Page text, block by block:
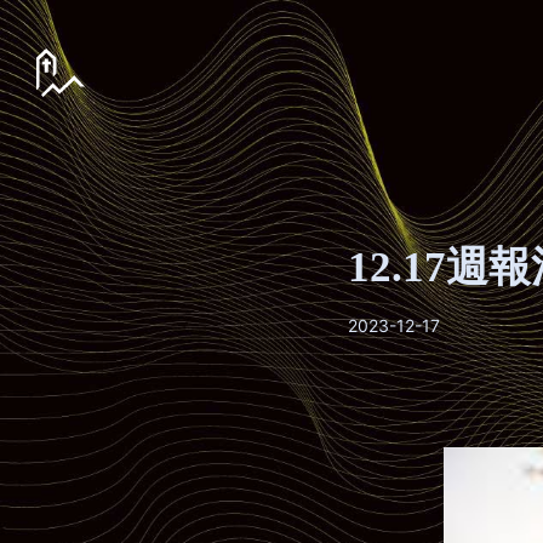
12.17週
2023-12-17